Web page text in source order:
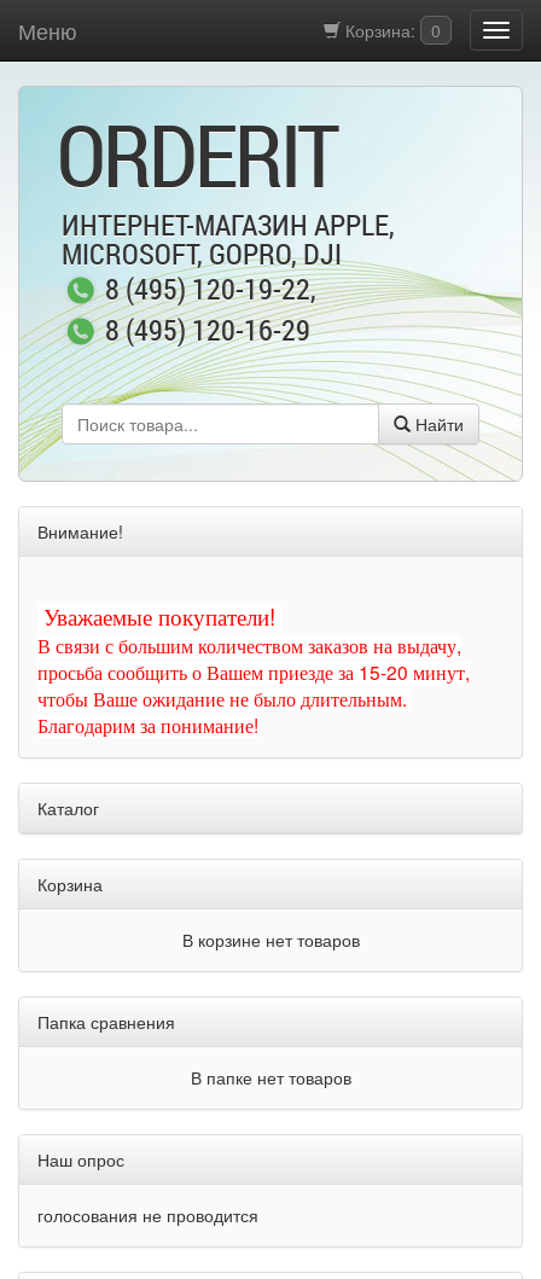
Корзина: 0
Меню
ORDERIT
ИНТЕРНЕТ-МАГАЗИН APPLE,
MICROSOFT, GOPRO, DJI
8 (495) 120-19-22,
8 (495) 120-16-29
Найти
Внимание!
Уважаемые покупатели!
В связи с большим количеством заказов на выдачу,
просьба сообщить о Вашем приезде за 15-20 минут,
чтобы Ваше ожидание не было длительным.
Благодарим за понимание!
Каталог
Корзина
В корзине нет товаров
Папка сравнения
В папке нет товаров
Наш опрос
голосования не проводится